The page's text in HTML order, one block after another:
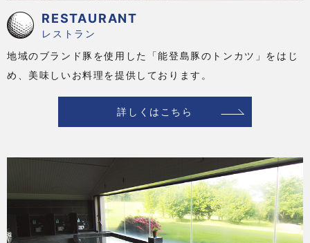
RESTAURANT
レストラン
地域のブランド豚を使用した「能登島豚のトンカツ」をはじ
め、美味しいお料理を提供しております。
詳しくはこちら